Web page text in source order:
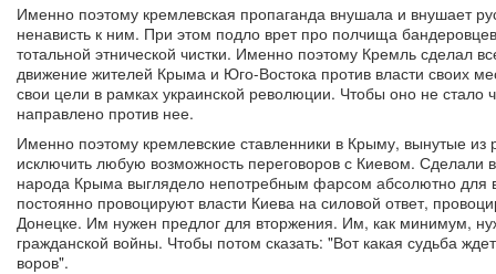
Именно поэтому кремлевская пропаганда внушала и внушает
ненависть к ним. При этом подло врет про полчища
тотальной этнической чистки. Именно поэтому Кремль сделал
движение жителей Крыма и Юго-Востока против власти своих
свои цели в рамках украинской революции. Чтобы оно не
направлено против нее.
Именно поэтому кремлевские ставленники в Крыму, вынутые из
исключить любую возможность переговоров с Киевом. Сделали
народа Крыма выглядело непотребным фарсом абсолютно для
постоянно провоцируют власти Киева на силовой ответ,
Донецке. Им нужен предлог для вторжения. Им, как минимум,
гражданской войны. Чтобы потом сказать: "Вот какая судьба
воров".